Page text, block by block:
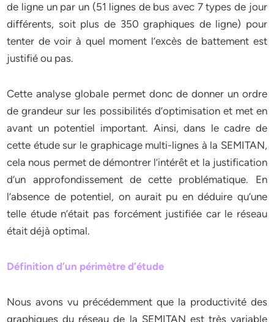
de ligne un par un (51 lignes de bus avec 7 types de jour
différents, soit plus de 350 graphiques de ligne) pour
tenter de voir à quel moment l’excès de battement est
justifié ou pas.
Cette analyse globale permet donc de donner un ordre
de grandeur sur les possibilités d’optimisation et met en
avant un potentiel important. Ainsi, dans le cadre de
cette étude sur le graphicage multi-lignes à la SEMITAN,
cela nous permet de démontrer l’intérêt et la justification
d’un approfondissement de cette problématique. En
l’absence de potentiel, on aurait pu en déduire qu’une
telle étude n’était pas forcément justifiée car le réseau
était déjà optimal.
Définition d’un périmètre d’étude
Nous avons vu précédemment que la productivité des
graphiques du réseau de la SEMITAN est très variable